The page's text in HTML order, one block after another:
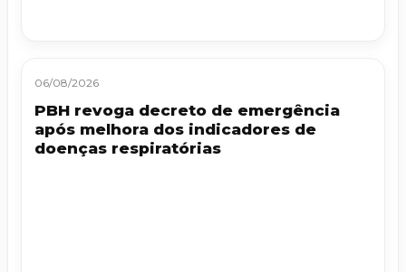
06/08/2026
PBH revoga decreto de emergência
após melhora dos indicadores de
doenças respiratórias